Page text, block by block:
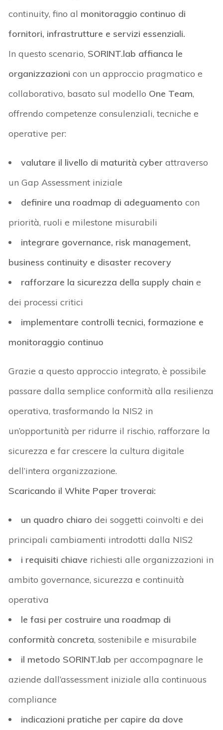
continuity, fino al monitoraggio continuo di
fornitori, infrastrutture e servizi essenziali.
In questo scenario, SORINT.lab affianca le
organizzazioni con un approccio pragmatico e
collaborativo, basato sul modello One Team,
offrendo competenze consulenziali, tecniche e
operative per:
valutare il livello di maturità cyber attraverso
un GapAssessment iniziale
definire una roadmap di adeguamento con
priorità, ruoli e milestone misurabili
integrare governance, risk management,
business continuity e disaster recovery
rafforzare la sicurezza della supply chain e
dei processi critici
implementare controlli tecnici, formazione e
monitoraggio continuo
Grazie a questo approccio integrato, è possibile
passare dalla semplice conformità alla resilienza
operativa, trasformando la NIS2 in
un’opportunità per ridurre il rischio, rafforzare la
sicurezza efar crescere la cultura digitale
dell’intera organizzazione.
Scaricando il White Paper troverai:
un quadro chiaro dei soggetti coinvolti e dei
principali cambiamenti introdotti dalla NIS2
i requisiti chiave richiesti alle organizzazioni in
ambito governance, sicurezza e continuità
operativa
le fasi per costruire una roadmap di
conformità concreta, sostenibile e misurabile
il metodo SORINT.lab per accompagnare le
aziende dall’assessment iniziale allacontinuous
compliance
indicazioni pratiche per capire da dove